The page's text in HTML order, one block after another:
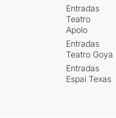
Entradas
Teatro
Apolo
Entradas
Teatro Goya
Entradas
Espai Texas